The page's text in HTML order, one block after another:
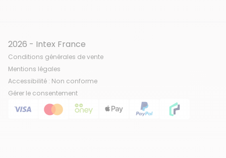
2026 - Intex France
Conditions générales de vente
Mentions légales
Accessibilité : Non conforme
Gérer le consentement